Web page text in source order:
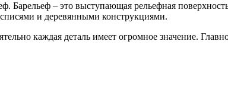
Барельеф – это выступающая рельефная
и деревянными конструкциями.
каждая деталь имеет огромное значение.